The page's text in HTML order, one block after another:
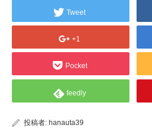
Tweet
+1
Pocket
feedly
投稿者: hanauta39